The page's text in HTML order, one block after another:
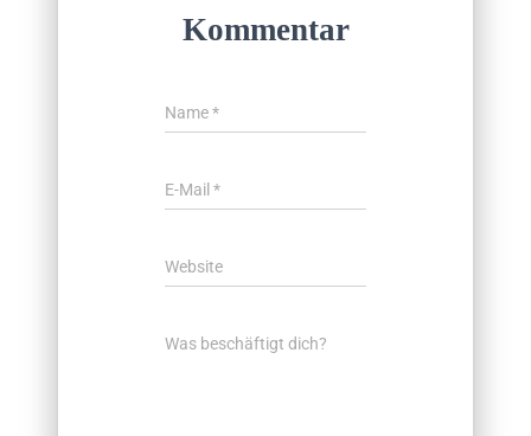
Kommentar
Name*
E-Mail *
Website
Was beschäftigt dich?